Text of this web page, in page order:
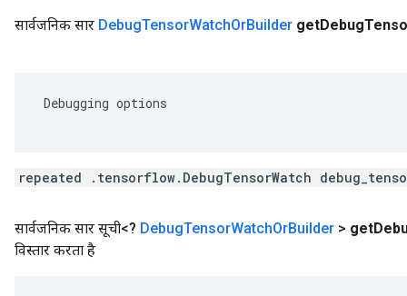
सार्वजनिक सार DebugTensorWatchOrBuilder getDebug
Debugging options
repeated .tensorflow.DebugTensorWatch
सार्वजनिक सार सूची<? DebugTensorWatchOrBuilder > get
विस्तार करता है